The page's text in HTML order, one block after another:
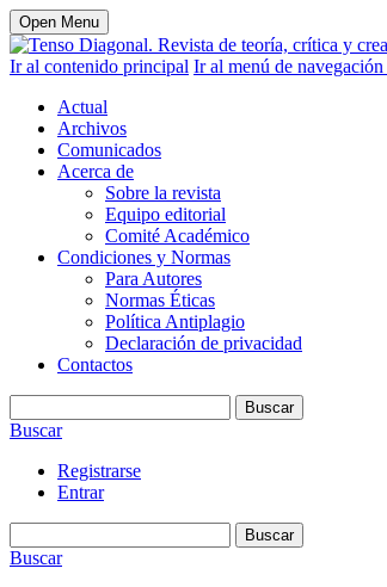
Open Menu
Ir al contenido principal Ir al menú de
Actual
Archivos
Comunicados
Acerca de
Sobre la revista
Equipo editorial
Comité Académico
Condiciones y Normas
Para Autores
Normas Éticas
Política Antiplagio
Declaración de privacidad
Contactos
Buscar
Buscar
Registrarse
Entrar
Buscar
Buscar